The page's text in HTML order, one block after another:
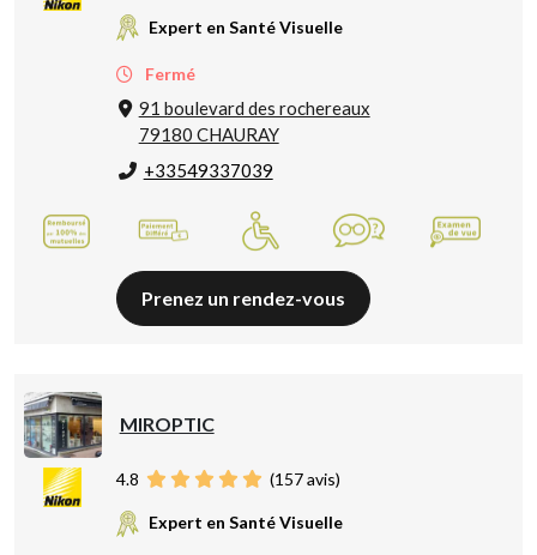
Expert en Santé Visuelle
Fermé
91 boulevard des rochereaux
79180 CHAURAY
+33549337039
Prenez un rendez-vous
MIROPTIC
4.8 (157avis)
Expert en Santé Visuelle